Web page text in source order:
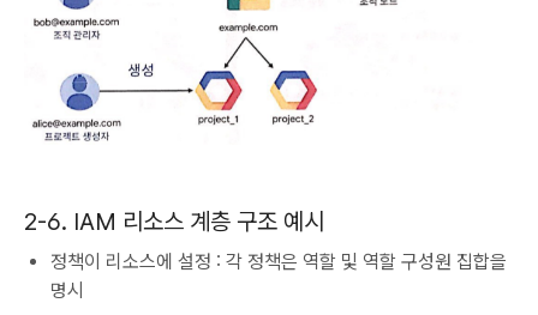
2-6. IAM 리소스 계층 구조 예시
정책이 리소스에 설정 : 각 정책은 역할 및 역할 구성원 집합을
명시